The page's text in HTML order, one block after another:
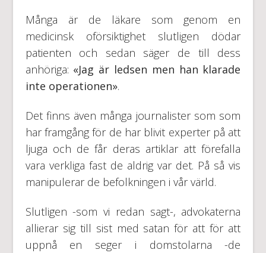
Många är de läkare som genom en
medicinsk oförsiktighet slutligen dödar
patienten och sedan säger de till dess
anhöriga: «Jag är ledsen men han klarade
inte operationen».
Det finns även många journalister som som
har framgång för de har blivit experter på att
ljuga och de får deras artiklar att förefalla
vara verkliga fast de aldrig var det. På så vis
manipulerar de befolkningen i vår värld.
Slutligen -som vi redan sagt-, advokaterna
allierar sig till sist med satan för att för att
uppnå en seger i domstolarna -de